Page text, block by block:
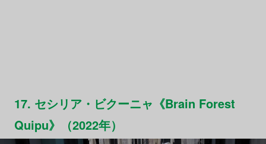
17. セシリア・ビクーニャ《Brain Forest
Quipu》（2022年）